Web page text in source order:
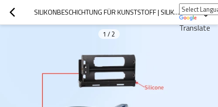
Translate
SILIKONBESCHICHTUNG FÜR KUNSTSTOFF | SILIKON+KUNSTSTOFF | SILIKONPRODUKT KUNDENSPEZIFISCH
1 / 2